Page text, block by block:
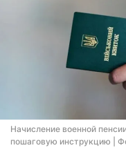
Начисление военной
пошаговую инструкцию |